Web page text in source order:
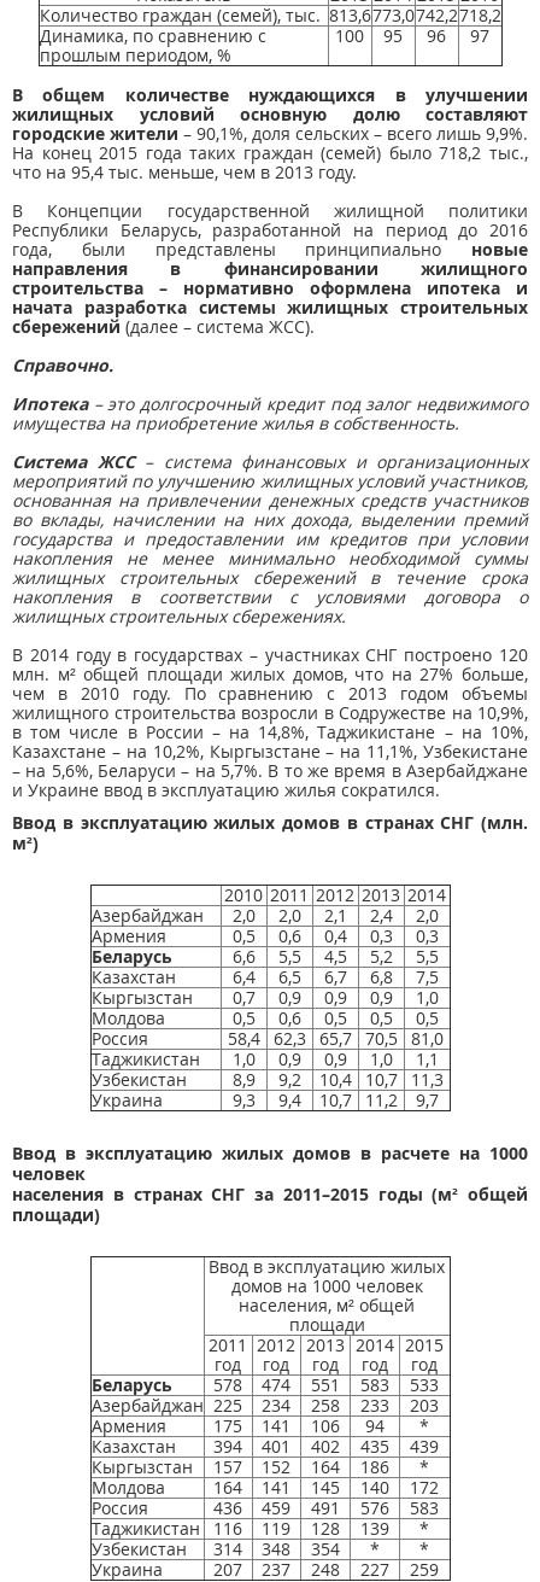
Количество граждан (семей), тыс. 813,6773,0742,2718,2
Динамика, по сравнению с
прошлым периодом, %
100 95 96 97
В общем количестве нуждающихся в улучшении
жилищных условий основную долю составляют
городские жители – 90,1%, доля сельских – всего лишь 9,9%.
На конец 2015 года таких граждан (семей) было 718,2 тыс.,
что на 95,4 тыс. меньше, чем в 2013 году.
В Концепции государственной жилищной политики
Республики Беларусь, разработанной на период до 2016
года, были представлены принципиально новые
направления в финансировании жилищного
строительства – нормативно оформлена ипотека и
начата разработка системы жилищных строительных
сбережений (далее – система ЖСС).
Справочно.
Ипотека – это долгосрочный кредит под залог недвижимого
имущества на приобретение жилья в собственность.
Система ЖСС– система финансовых и организационных
мероприятий по улучшению жилищных условий участников,
основанная на привлечении денежных средств участников
во вклады, начислении на них дохода, выделении премий
государства и предоставлении им кредитов при условии
накопления не менее минимально необходимой суммы
жилищных строительных сбережений в течение срока
накопления в соответствии с условиями договора о
жилищных строительных сбережениях.
В 2014 году в государствах – участниках СНГ построено 120
млн. м² общей площади жилых домов, что на 27% больше,
чем в 2010 году. По сравнению с 2013 годом объемы
жилищного строительства возросли в Содружестве на 10,9%,
в том числе в России – на 14,8%, Таджикистане – на 10%,
Казахстане – на 10,2%, Кыргызстане – на 11,1%, Узбекистане
– на 5,6%, Беларуси – на 5,7%. В то же время в Азербайджане
и Украине ввод в эксплуатацию жилья сократился.
Ввод в эксплуатацию жилых домов в странах СНГ (млн.
м²)
2010 2011 2012 2013 2014
Азербайджан
2,0 2,0 2,1 2,4
2,0
Армения
0,5 0,6 0,4 0,3
0,3
Беларусь
6,6 5,5 4,5 5,2
5,5
Казахстан
6,4 6,5 6,7 6,8
7,5
Кыргызстан
0,7 0,9 0,9 0,9
1,0
Молдова
0,5 0,6 0,5 0,5
0,5
Россия
58,4 62,3 65,7 70,5
81,0
Таджикистан
1,0 0,9 0,9 1,0
1,1
Узбекистан
8,9 9,2 10,4 10,7
11,3
Украина
9,3 9,4 10,7 11,2 9,7
Ввод в эксплуатацию жилых домов в расчете на 1000
человек
населения в странах СНГ за 2011–2015 годы (м² общей
площади)
Ввод в эксплуатацию жилых
домов на 1000 человек
населения, м² общей
площади
2011
год
2012
год
2013
год
2014
год
2015
год
Беларусь
578 474 551 583
533
Азербайджан 225 234 258 233
203
Армения
175 141 106 94
*
Казахстан
394 401 402 435
439
Кыргызстан
157 152 164 186
*
Молдова
164 141 145 140
172
Россия
436 459 491 576
583
Таджикистан
116 119 128 139
*
Узбекистан
314 348 354 *
*
Украина
207 237 248 227
259